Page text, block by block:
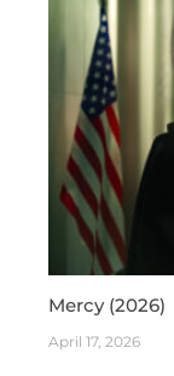
Mercy (2026)
April 17, 2026